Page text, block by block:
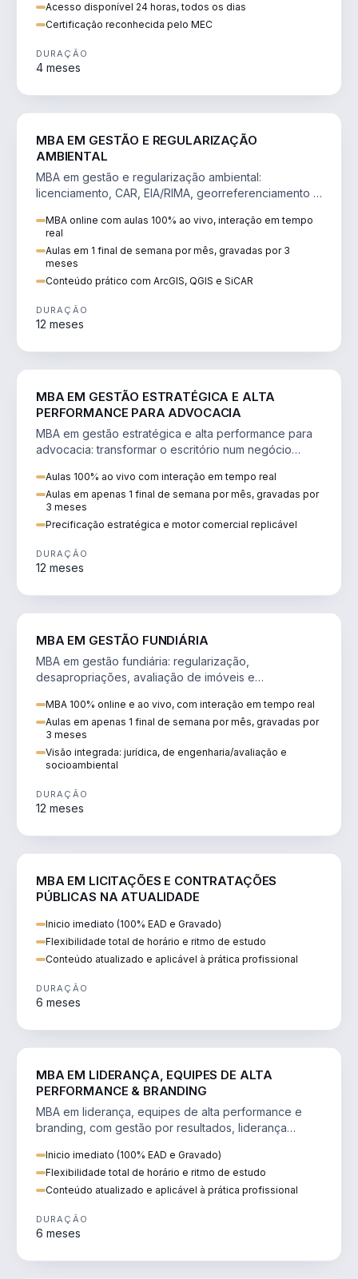
Acesso disponível 24 horas, todos os dias
Certificação reconhecida pelo MEC
DURAÇÃO
4 meses
MBA EM GESTÃO E REGULARIZAÇÃO
AMBIENTAL
MBA em gestão e regularização ambiental:
licenciamento, CAR, EIA/RIMA, georreferenciamento e
MBA online com aulas 100% ao vivo, interação em tempo
real
Aulas em 1 final de semana por mês, gravadas por 3
meses
Conteúdo prático com ArcGIS, QGIS e SiCAR
DURAÇÃO
12 meses
MBA EM GESTÃO ESTRATÉGICA E ALTA
PERFORMANCE PARA ADVOCACIA
MBA em gestão estratégica e alta performance para
advocacia: transformar o escritório num negócio
Aulas 100% ao vivo com interação em tempo real
Aulas em apenas 1 final de semana por mês, gravadas por
3 meses
Precificação estratégica e motor comercial replicável
DURAÇÃO
12 meses
MBA EM GESTÃO FUNDIÁRIA
MBA em gestão fundiária: regularização,
desapropriações, avaliação de imóveis e
MBA 100% online e ao vivo, com interação em tempo real
Aulas em apenas 1 final de semana por mês, gravadas por
3 meses
Visão integrada: jurídica, de engenharia/avaliação e
socioambiental
DURAÇÃO
12 meses
MBA EM LICITAÇÕES E CONTRATAÇÕES
PÚBLICAS NA ATUALIDADE
Inicio imediato (100% EAD e Gravado)
Flexibilidade total de horário e ritmo de estudo
Conteúdo atualizado e aplicável à prática profissional
DURAÇÃO
6 meses
MBA EM LIDERANÇA, EQUIPES DE ALTA
PERFORMANCE & BRANDING
MBA em liderança, equipes de alta performance e
branding, com gestão por resultados, liderança
Inicio imediato (100% EAD e Gravado)
Flexibilidade total de horário e ritmo de estudo
Conteúdo atualizado e aplicável à prática profissional
DURAÇÃO
6 meses